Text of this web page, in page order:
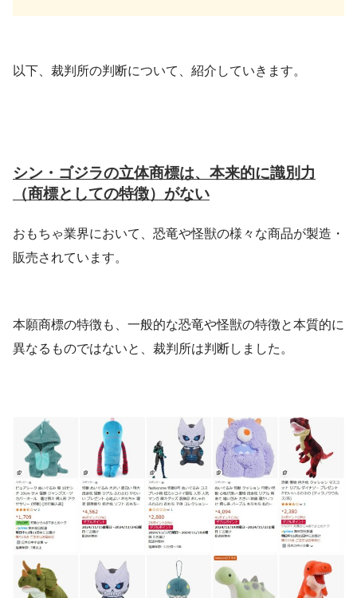
以下、裁判所の判断について、紹介していきます。
シン・ゴジラの立体商標は、本来的に識別力
（商標としての特徴）がない
おもちゃ業界において、恐竜や怪獣の様々な商品が製造・
販売されています。
本願商標の特徴も、一般的な恐竜や怪獣の特徴と本質的に
異なるものではないと、裁判所は判断しました。